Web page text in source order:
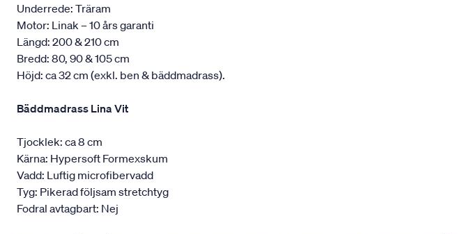
Underrede: Träram
Motor: Linak – 10 års garanti
Längd: 200 & 210 cm
Bredd: 80, 90 & 105 cm
Höjd: ca 32 cm (exkl. ben & bäddmadrass).
Bäddmadrass Lina Vit
Tjocklek: ca 8 cm
Kärna: Hypersoft Formexskum
Vadd: Luftig microfibervadd
Tyg: Pikerad följsam stretchtyg
Fodral avtagbart: Nej